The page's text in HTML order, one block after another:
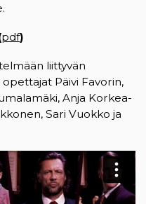
pdf(opens in a new tab)
)
liittyvän
Päivi Favorin,
Anja Korkea-
Sari Vuokko ja